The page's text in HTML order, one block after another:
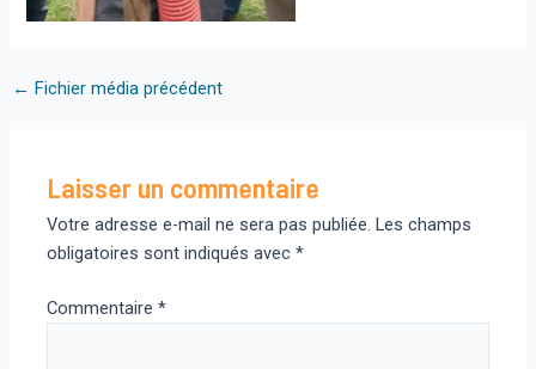
Navigation
← Fichier média précédent
Laisser un commentaire
Votre adresse e-mail ne sera pas publiée. Les champs
obligatoires sont indiqués avec*
Commentaire*